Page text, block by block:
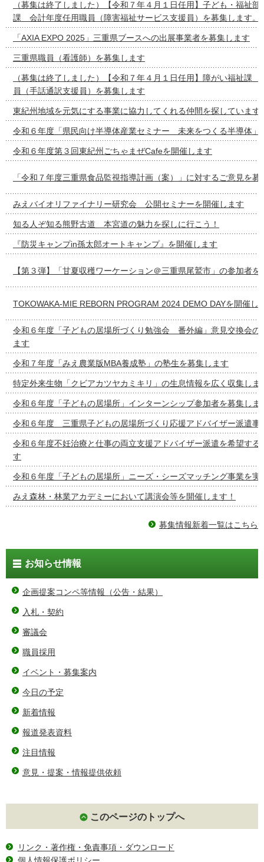
（募集は終了しました）【令和７年４月１日任用】子ども・福祉
課 会計年度任用職員（障害福祉サービス支援員）を募集します。
「AXIA EXPO 2025」三重県ブースへの出展事業者を募集します
三重県職員（看護師）を募集します
（募集は終了しました）【令和７年４月１日任用】障がい福祉課
員（手話通訳支援員）を募集します
東紀州地域を元気にする事業に協力してくれる仲間を探しています
令和６年度「県民向け半導体産業セミナー 未来をつくる半導体」
令和６年度第３回東紀州ごちゃまぜCafeを開催します
「令和７年度三重県食品監視指導計画（案）」に対するご意見を募
みえバイオリファイナリー研究会 公開セミナーを開催します
知る人ぞ知る熊野古道 本宮道の魅力を探しに行こう！
『防災キャンプin孫太郎オートキャンプ』を開催します
【第３弾】「甘夏収穫ワーケーション＠三重県尾鷲市」の参加者を
TOKOWAKA-MIE REBORN PROGRAM 2024 DEMO DAYを開催し
令和６年度「子どもの居場所づくり勉強会 番外編」意見交換会の
ます
令和７年度「みえ農業版MBA養成塾」の塾生を募集します
特定外来生物「クビアカツヤカミキリ」の生息情報を広く収集しま
令和６年度「子どもの居場所」インターンシップ参加者を募集しま
令和６年度 三重県子どもの居場所づくり応援アドバイザー派遣事
令和６年度不妊治療と仕事の両立支援アドバイザー派遣を希望する
す
令和６年度「子どもの居場所」ニーズ・シーズマッチング事業を実
みえ森林・林業アカデミーにおいて講演会等を開催します！
募集情報新着一覧はこちら
お知らせ情報
企画提案コンペ等情報（公告・結果）
入札・契約
審議会
職員採用
イベント・募集案内
今日の予定
新着情報
報道発表資料
注目情報
意見・提案・情報提供依頼
このページのトップへ
リンク・著作権・免責事項・ダウンロード
個人情報保護ポリシー